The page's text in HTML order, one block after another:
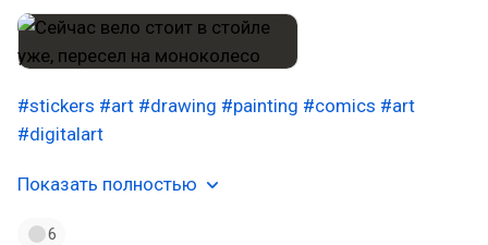
#stickers #art #drawing #painting #comics #art
#digitalart
Показать полностью
6